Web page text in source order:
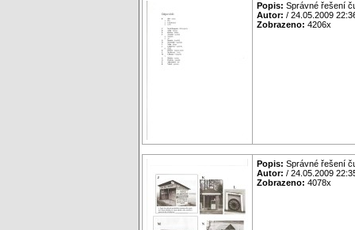
Popis: Správné řešení
Autor: / 24.05.2009
Zobrazeno: 4206x
Popis: Správné řešení
Autor: / 24.05.2009
Zobrazeno: 4078x